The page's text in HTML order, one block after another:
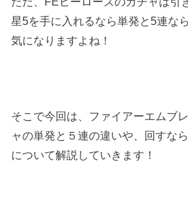
星5を手に入れるなら単発と5連な
気になりますよね！
そこで今回は、ファイアーエムブ
ャの単発と５連の違いや、回すな
について解説していきます！